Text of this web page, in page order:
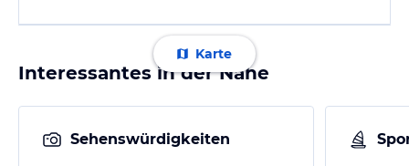
Karte
Interessantes in der Nähe
Sehenswürdigkeiten